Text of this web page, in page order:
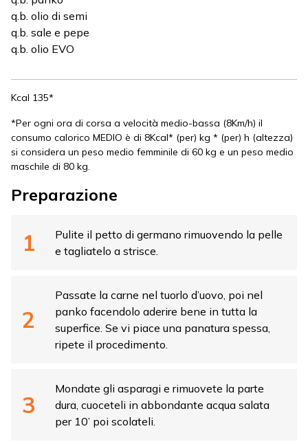
q.b. olio di semi
q.b. sale e pepe
q.b. olio EVO
Kcal 135*
*Per ogni ora di corsa a velocità medio-bassa (8Km/h) il
consumo calorico MEDIO è di 8Kcal* (per) kg * (per) h (altezza)
si considera un peso medio femminile di 60 kg e un peso medio
maschile di 80 kg.
Preparazione
Pulite il petto di germano rimuovendo la pelle
e tagliatelo a strisce.
Passate la carne nel tuorlo d’uovo, poi nel
panko facendolo aderire bene in tutta la
superfice. Se vi piace una panatura spessa,
ripete il procedimento.
Mondate gli asparagi e rimuovete la parte
dura, cuoceteli in abbondante acqua salata
per 10’ poi scolateli.